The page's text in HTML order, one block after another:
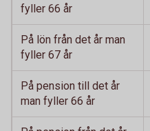
fyller 66 år
På lön från det år man
fyller 67 år
På pension till det år
man fyller 66 år